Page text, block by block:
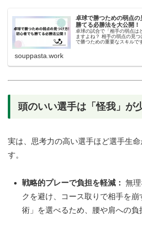
卓球で勝つための弱点
勝てる必勝法を大公開！
卓球の試合で「相手の弱点は
ますよね？ 相手の弱点の見
で勝つための重要なスキルで
動き、メンタル面などから
く解説します。 ぜひ試合で
souppasta.work
頭のいい選手は「怪我」が
実は、思考力の高い選手ほど選手生
す。
戦略的プレーで負担を軽減： 無
クを避け、コース取りで相手を崩
術」を選べるため、腰や肩への負